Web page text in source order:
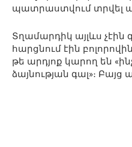
պատրաստվում տրվել
Տղամարդիկ այլևս չէին
հարցնում էին
թե արդյոք կարող են
ձայնության գալ»։ Բայց